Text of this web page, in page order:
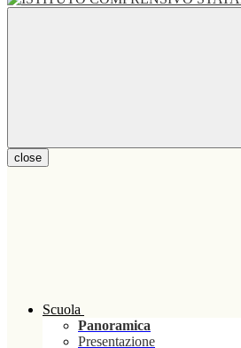
close
Scuola
Panoramica
Presentazione